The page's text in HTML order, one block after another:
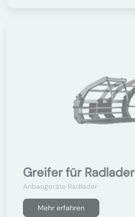
Greifer für Radlader
Anbaugeräte Radlader
Mehr erfahren